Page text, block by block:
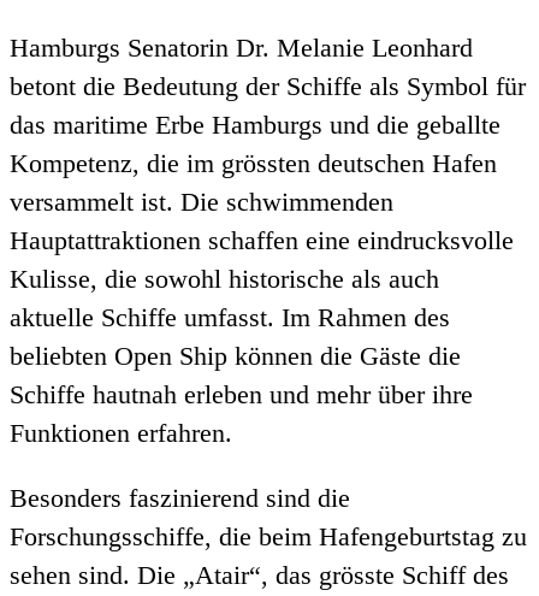
Hamburgs Senatorin Dr. Melanie Leonhard
betont die Bedeutung der Schiffe als Symbol für
das maritime Erbe Hamburgs und die geballte
Kompetenz, die im grössten deutschen Hafen
versammelt ist. Die schwimmenden
Hauptattraktionen schaffen eine eindrucksvolle
Kulisse, die sowohl historische als auch
aktuelle Schiffe umfasst. Im Rahmen des
beliebten Open Ship können die Gäste die
Schiffe hautnah erleben und mehr über ihre
Funktionen erfahren.
Besonders faszinierend sind die
Forschungsschiffe, die beim Hafengeburtstag zu
sehen sind. Die „Atair“, das grösste Schiff des